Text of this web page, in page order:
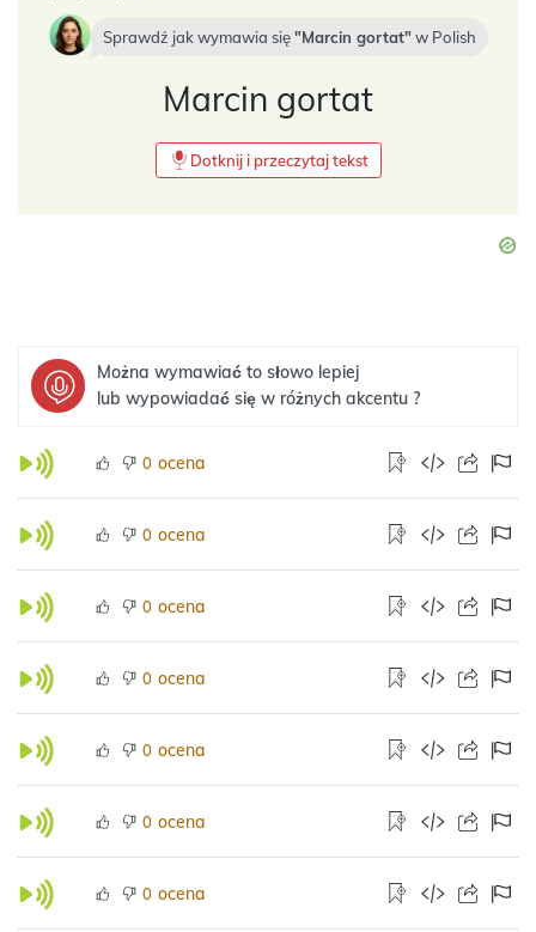
Sprawdź jak wymawia się Marcin gortat w Polish
Marcin gortat
Dotknij i przeczytaj tekst
Można wymawiać to słowo lepiej
lub wypowiadać się w różnych akcentu ?
0 ocena
0 ocena
0 ocena
0 ocena
0 ocena
0 ocena
0 ocena